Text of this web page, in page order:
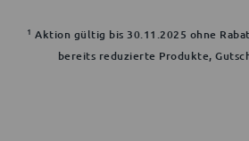
1 Aktion gültig bis 30.11.2025 ohne
bereits reduzierte Produkte,